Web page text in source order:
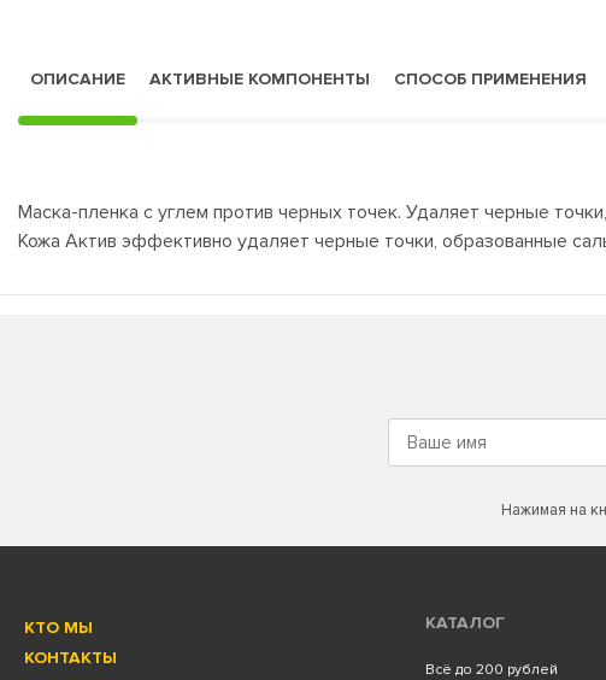
ОПИСАНИЕ АКТИВНЫЕ КОМПОНЕНТЫ СПОСОБ ПРИМЕНЕНИЯ
Маска-пленка с углем против черных точек. Удаляет черные
Кожа Актив эффективно удаляет черные точки, образованные
Нажимая на
КТО МЫ
КОНТАКТЫ
КАТАЛОГ
Всё до 200 рублей